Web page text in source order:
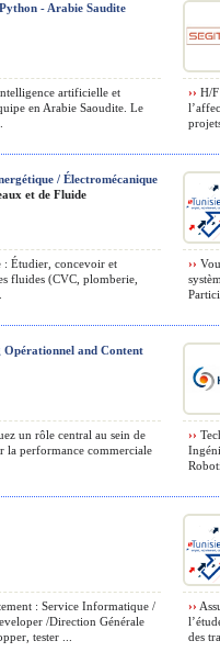
- Arabie Saudite
artificielle et
en Arabie Saoudite. Le
›› H/
/ Électromécanique
et de Fluide
: Étudier, concevoir et
fluides (CVC, plomberie,
››
Opérationnel and Content
un rôle central au sein de
la performance commerciale
››
: Service Informatique /
/Direction Générale
tester ...
››
des